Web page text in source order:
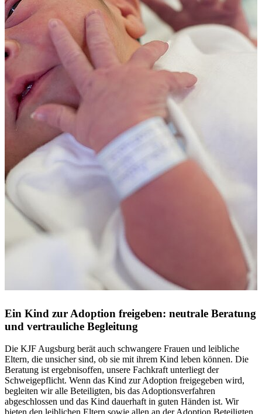
Ein Kind zur Adoption freigeben: neutrale Beratung
und vertrauliche Begleitung
Die KJF Augsburg berät auch schwangere Frauen und leibliche
Eltern, die unsicher sind, ob sie mit ihrem Kind leben können. Die
Beratung ist ergebnisoffen, unsere Fachkraft unterliegt der
Schweigepflicht. Wenn das Kind zur Adoption freigegeben wird,
begleiten wir alle Beteiligten, bis das Adoptionsverfahren
abgeschlossen und das Kind dauerhaft in guten Händen ist. Wir